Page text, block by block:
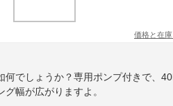
価格と在庫
何でしょうか？専用ポンプ付きで、
幅が広がりますよ。